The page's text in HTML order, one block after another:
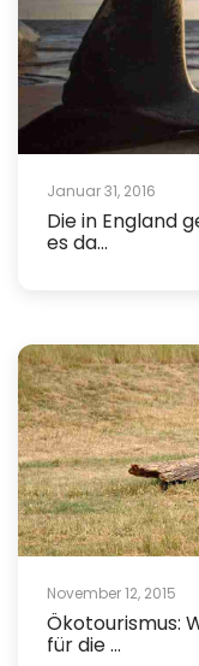
Januar 31, 2016
Die in England
es da...
November 12, 2015
Ökotourismus:
für die ...